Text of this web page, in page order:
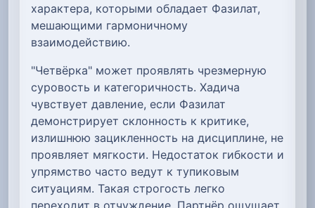
характера, которыми обладает Фазилат,
мешающими гармоничному
взаимодействию.
"Четвёрка" может проявлять чрезмерную
суровость и категоричность. Хадича
чувствует давление, если Фазилат
демонстрирует склонность к критике,
излишнюю зацикленность на дисциплине, не
проявляет мягкости. Недостаток гибкости и
упрямство часто ведут к тупиковым
ситуациям. Такая строгость легко
переходит в отчуждение. Партнёр ощущает,